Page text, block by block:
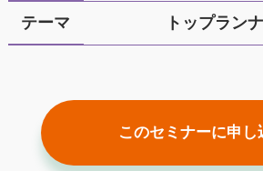
テーマ トップラン
このセミナーに申し